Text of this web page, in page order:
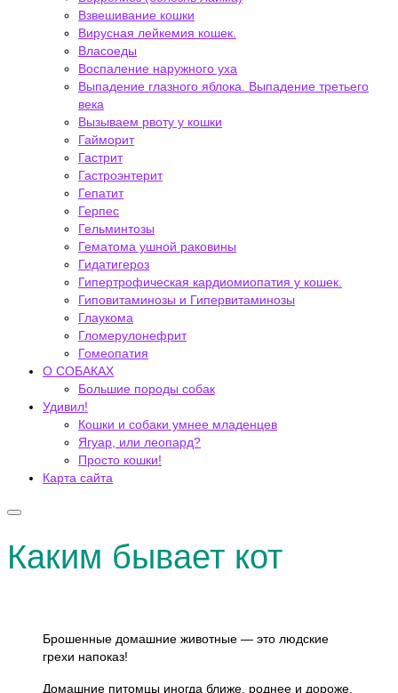
Взвешивание кошки
Вирусная лейкемия кошек.
Власоеды
Воспаление наружного уха
Выпадение глазного яблока. Выпадение третьего
века
Вызываем рвоту у кошки
Гайморит
Гастрит
Гастроэнтерит
Гепатит
Герпес
Гельминтозы
Гематома ушной раковины
Гидатигероз
Гипертрофическая кардиомиопатия у кошек.
Гиповитаминозы и Гипервитаминозы
Глаукома
Гломерулонефрит
Гомеопатия
О СОБАКАХ
Большие породы собак
Удивил!
Кошки и собаки умнее младенцев
Ягуар, или леопард?
Просто кошки!
Карта сайта
Каким бывает кот
Брошенные домашние животные — это людские
грехи напоказ!
Домашние питомцы иногда ближе, роднее и дороже,